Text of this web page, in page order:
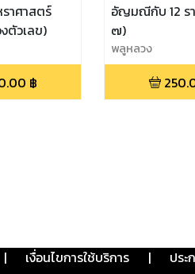
าศาสตร์
ตัวเลข)
฿
อัญมณีกับ 12 ร
๗)
พลูหลวง
| เงื่อนไขการใช้บริการ | ประ